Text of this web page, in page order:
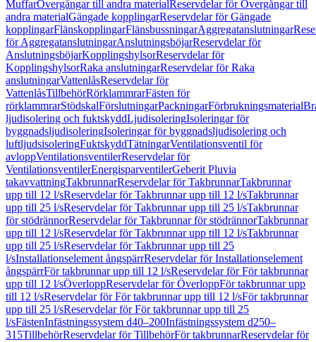
MuffarÖvergångar till andra materialReservdelar för Övergångar till
andra materialGängade kopplingarReservdelar för Gängade
kopplingarFlänskopplingarFlänsbussningarAggregatanslutningar
för AggregatanslutningarAnslutningsböjarReservdelar för
AnslutningsböjarKopplingshylsorReservdelar för
KopplingshylsorRaka anslutningarReservdelar för Raka
anslutningarVattenlåsReservdelar för
VattenlåsTillbehörRörklammrarFästen för
rörklammrarStödskalFörslutningarPackningarFörbrukningsmaterial
ljudisolering och fuktskyddLjudisoleringIsoleringar för
byggnadsljudisoleringIsoleringar för byggnadsljudisolering och
luftljudsisoleringFuktskyddTätningarVentilationsventil för
avloppVentilationsventilerReservdelar för
VentilationsventilerEnergisparventilerGeberit Pluvia
takavvattningTakbrunnarReservdelar för TakbrunnarTakbrunnar
upp till 12 l/sReservdelar för Takbrunnar upp till 12 l/sTakbrunnar
upp till 25 l/sReservdelar för Takbrunnar upp till 25 l/sTakbrunnar
för stödrännorReservdelar för Takbrunnar för stödrännorTakbrunnar
upp till 12 l/sReservdelar för Takbrunnar upp till 12 l/sTakbrunnar
upp till 25 l/sReservdelar för Takbrunnar upp till 25
l/sInstallationselement ångspärrReservdelar för Installationselement
ångspärrFör takbrunnar upp till 12 l/sReservdelar för För takbrunnar
upp till 12 l/sÖverloppReservdelar för ÖverloppFör takbrunnar upp
till 12 l/sReservdelar för För takbrunnar upp till 12 l/sFör takbrunnar
upp till 25 l/sReservdelar för För takbrunnar upp till 25
l/sFästenInfästningssystem d40–200Infästningssystem d250–
315TillbehörReservdelar för TillbehörFör takbrunnarReservdelar för